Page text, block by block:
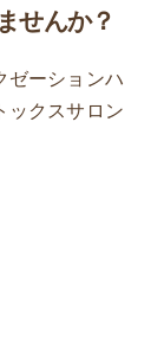
せんか？
ゼーションハ
ックスサロン